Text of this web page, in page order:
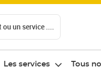
ou un service ....
Les services Tous